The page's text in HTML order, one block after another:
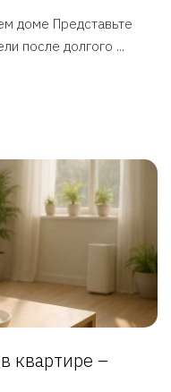
доме Представьте
после долгого ...
квартире –